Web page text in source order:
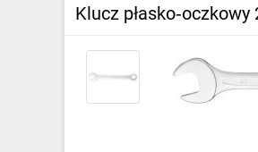
Rozdzielnice i obudowy
Elementy prowadzenia kabli
Klucz